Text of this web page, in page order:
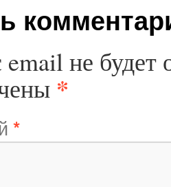
не будет
*
*